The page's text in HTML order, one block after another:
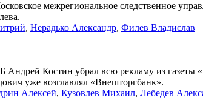
межрегиональное следственное
, Нерадько Александр, Филев Владислав
Костин убрал всю рекламу из газеты
уже возглавлял «Внешторгбанк».
Алексей, Кузовлев Михаил, Лебедев